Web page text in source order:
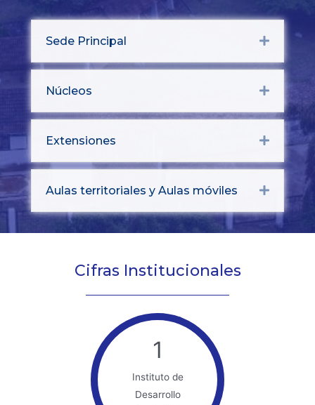
Sede Principal Expand
Núcleos Expand
Extensiones Expand
Aulas territoriales y Aulas móviles Expand
Cifras Institucionales
1
Instituto de
Desarrollo